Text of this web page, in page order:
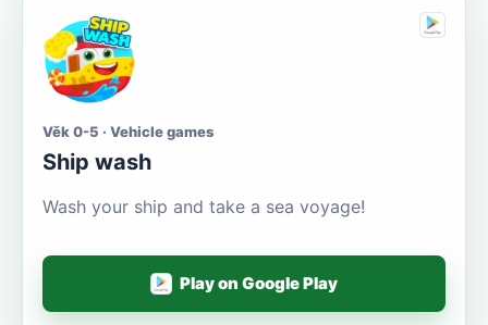
Věk 0-5 · Vehicle games
Ship wash
Wash your ship and take a sea voyage!
Play on Google Play